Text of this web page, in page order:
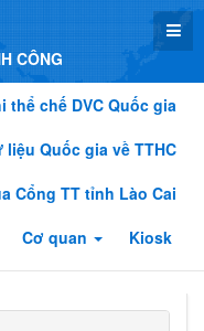
CÔNG
thể chế DVC Quốc gia
Quốc gia về TTHC
Cổng TT tỉnh Lào Cai
Cơ quan Kiosk